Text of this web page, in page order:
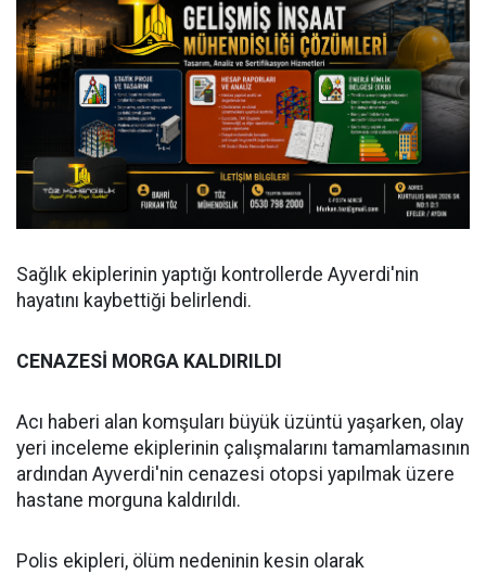
Sağlık ekiplerinin yaptığı kontrollerde Ayverdi'nin
hayatını kaybettiği belirlendi.
CENAZESİ MORGA KALDIRILDI
Acı haberi alan komşuları büyük üzüntü yaşarken, olay
yeri inceleme ekiplerinin çalışmalarını tamamlamasının
ardından Ayverdi'nin cenazesi otopsi yapılmak üzere
hastane morguna kaldırıldı.
Polis ekipleri, ölüm nedeninin kesin olarak